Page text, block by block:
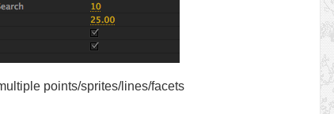
points/sprites/lines/facets